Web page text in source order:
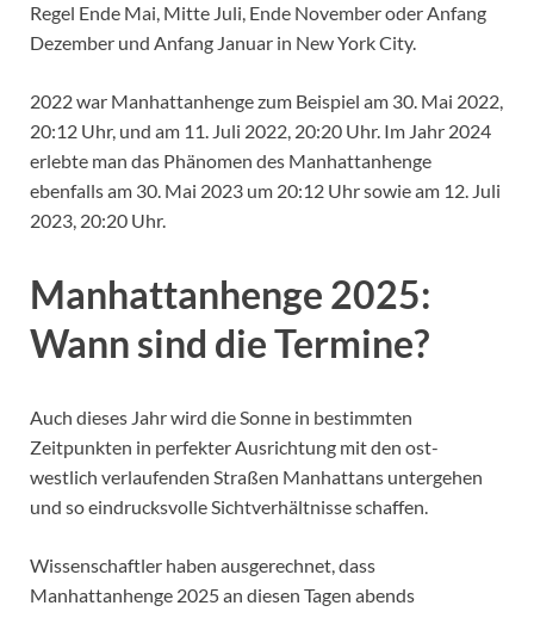
Regel Ende Mai, Mitte Juli, Ende November oder Anfang
Dezember und Anfang Januar in New York City.
2022 war Manhattanhenge zum Beispiel am 30. Mai 2022,
20:12 Uhr, und am 11. Juli 2022, 20:20 Uhr. Im Jahr 2024
erlebte man das Phänomen des Manhattanhenge
ebenfalls am 30. Mai 2023 um 20:12 Uhr sowie am 12. Juli
2023, 20:20 Uhr.
Manhattanhenge 2025:
Wann sind die Termine?
Auch dieses Jahr wird die Sonne in bestimmten
Zeitpunkten in perfekter Ausrichtung mit den ost-
westlich verlaufenden Straßen Manhattans untergehen
und so eindrucksvolle Sichtverhältnisse schaffen.
Wissenschaftler haben ausgerechnet, dass
Manhattanhenge 2025 an diesen Tagen abends